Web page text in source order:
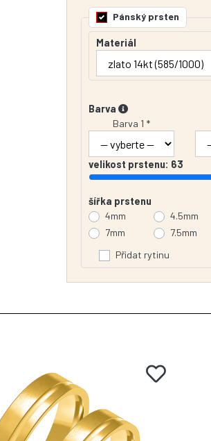
Pánský prsten
Materiál
Barva
Barva 1 *
velikost prstenu: 63
šířka prstenu
4mm
4.5mm
7mm
7.5mm
Přidat rytinu